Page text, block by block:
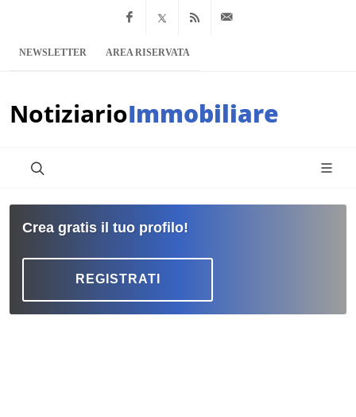
Facebook
x.com Feed RSS
NEWSLETTER AREA RISERVATA
NotiziarioImmobiliare
Crea gratis il tuo profilo!
REGISTRATI